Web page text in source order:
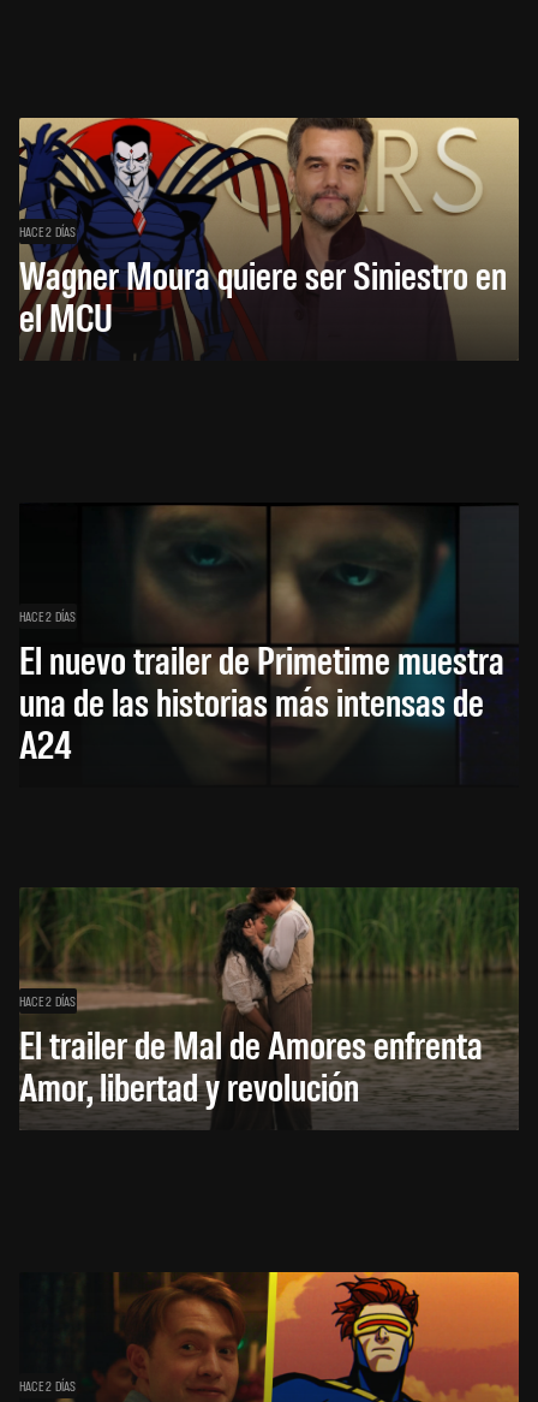
HACE 2 DÍAS
Wagner Moura quiere ser Siniestro en
el MCU
HACE 2 DÍAS
El nuevo trailer de Primetime muestra
una de las historias más intensas de
A24
HACE 2 DÍAS
El trailer de Mal de Amores enfrenta
Amor, libertad y revolución
HACE 2 DÍAS